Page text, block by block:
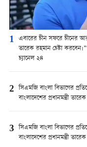
1 এবারের চীন সফরে চীনের
তারেক রহমান চেষ্টা
চ্যানেল ২৪
2 সিএমজি বাংলা বিভাগের
বাংলাদেশের প্রধানমন্ত্রী
3 সিএমজি বাংলা বিভাগের
বাংলাদেশের প্রধানমন্ত্রী